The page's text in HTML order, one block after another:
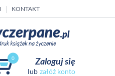
KONTAKT
0 Zaloguj się
załóż konto